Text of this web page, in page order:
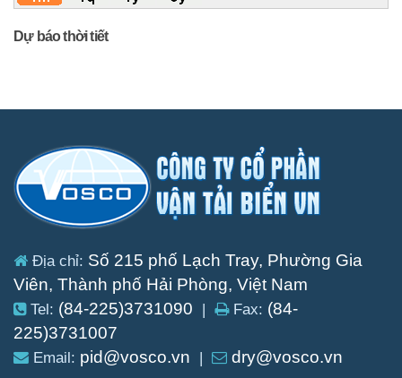
Dự báo thời tiết
Địa chỉ: Số 215 phố Lạch Tray, Phường Gia
Viên, Thành phố Hải Phòng, Việt Nam
Tel: (84-225)3731090 Fax: (84-
225)3731007
Email: pid@vosco.vn dry@vosco.vn